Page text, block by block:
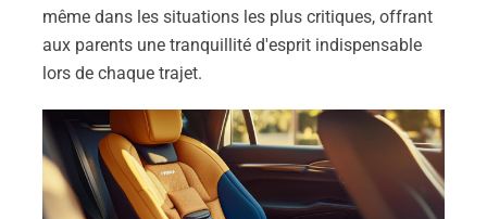
même dans les situations les plus critiques, offrant
aux parents une tranquillité d'esprit indispensable
lors de chaque trajet.